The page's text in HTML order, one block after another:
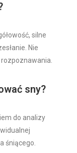
silne
Nie
sny?
do analizy
śniącego.